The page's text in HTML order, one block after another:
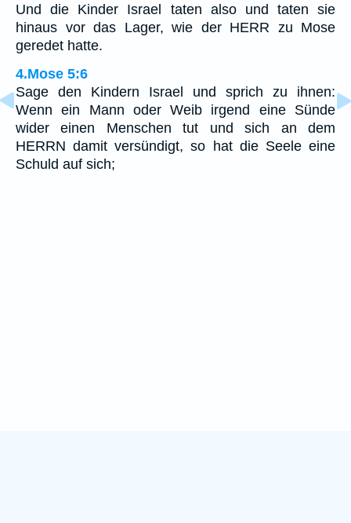
Und die Kinder Israel taten also und taten sie
hinaus vor das Lager, wie der HERR zu Mose
geredet hatte.
4.Mose 5:6
Sage den Kindern Israel und sprich zu ihnen:
Wenn ein Mann oder Weib irgend eine Sünde
wider einen Menschen tut und sich an dem
HERRN damit versündigt, so hat die Seele eine
Schuld auf sich;